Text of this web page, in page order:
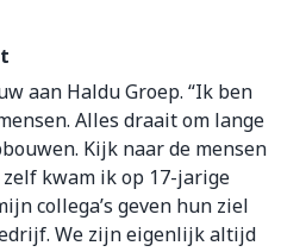
aan Haldu Groep. “Ik ben
Alles draait om lange
Kijk naar de mensen
kwam ik op 17-jarige
collega’s geven hun ziel
We zijn eigenlijk altijd